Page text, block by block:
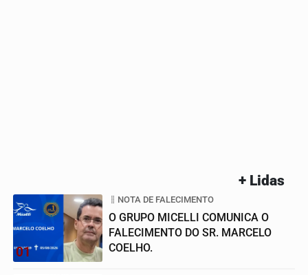
+ Lidas
01
NOTA DE FALECIMENTO
O GRUPO MICELLI COMUNICA O
FALECIMENTO DO SR. MARCELO
COELHO.